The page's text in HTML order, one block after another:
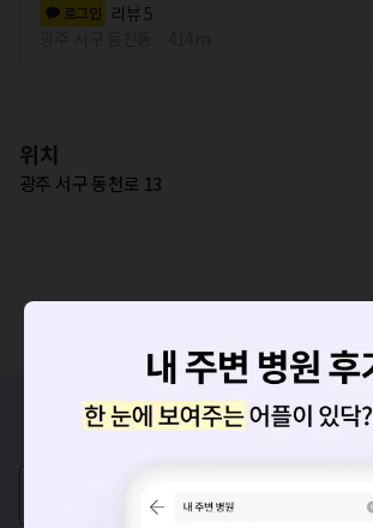
로그인 리뷰5
위치
광주 서구 동천로 13
증상/치료, 궁금한 점이
💬 무엇이든 물어보세요